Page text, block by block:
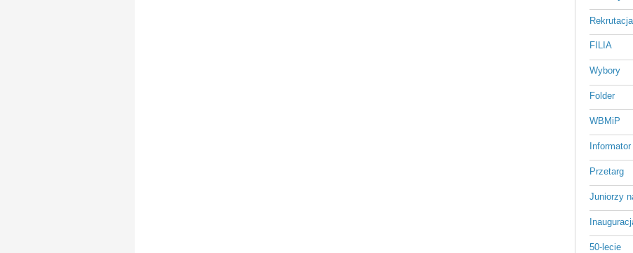
FILIA
Wybory
Folder
WBMiP
Informator
Przetarg
Juniorzy
50-lecie